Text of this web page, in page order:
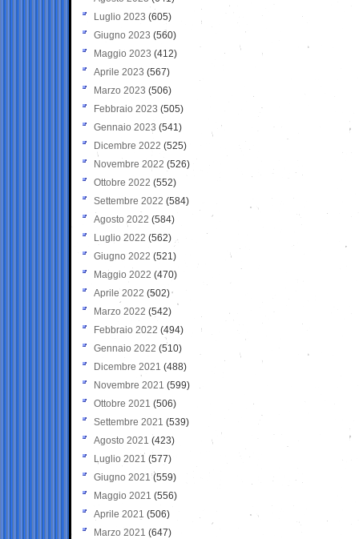
Luglio 2023 (605)
Giugno 2023 (560)
Maggio 2023 (412)
Aprile 2023 (567)
Marzo 2023 (506)
Febbraio 2023 (505)
Gennaio 2023 (541)
Dicembre 2022 (525)
Novembre 2022 (526)
Ottobre 2022 (552)
Settembre 2022 (584)
Agosto 2022 (584)
Luglio 2022 (562)
Giugno 2022 (521)
Maggio 2022 (470)
Aprile 2022 (502)
Marzo 2022 (542)
Febbraio 2022 (494)
Gennaio 2022 (510)
Dicembre 2021 (488)
Novembre 2021 (599)
Ottobre 2021 (506)
Settembre 2021 (539)
Agosto 2021 (423)
Luglio 2021 (577)
Giugno 2021(559)
Maggio 2021 (556)
Aprile 2021 (506)
Marzo 2021 (647)